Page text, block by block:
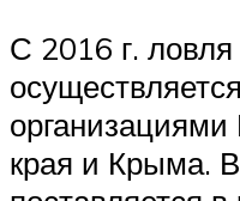
С 2016 г.
организациями
края и Крыма.